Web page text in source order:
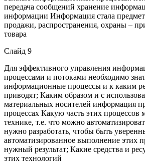
передача сообщений хранение
информации Информация стала
продажи, распространения, охраны –
товара
Слайд 9
Для эффективного управления
процессами и потоками необходимо
информационные процессы и к каким
приводят; Каким образом и с
материальных носителей информация
процессах Какую часть этих процессов
технике, т.е. что можно
нужно разработать, чтобы быть
автоматизированное выполнение этих
нужный результат; Какие средства и
этих технологий